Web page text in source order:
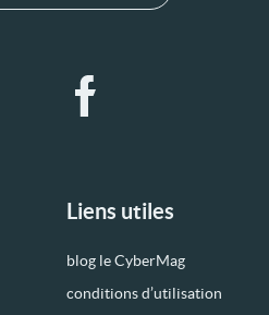
Liens utiles
blog le CyberMag
conditions d’utilisation